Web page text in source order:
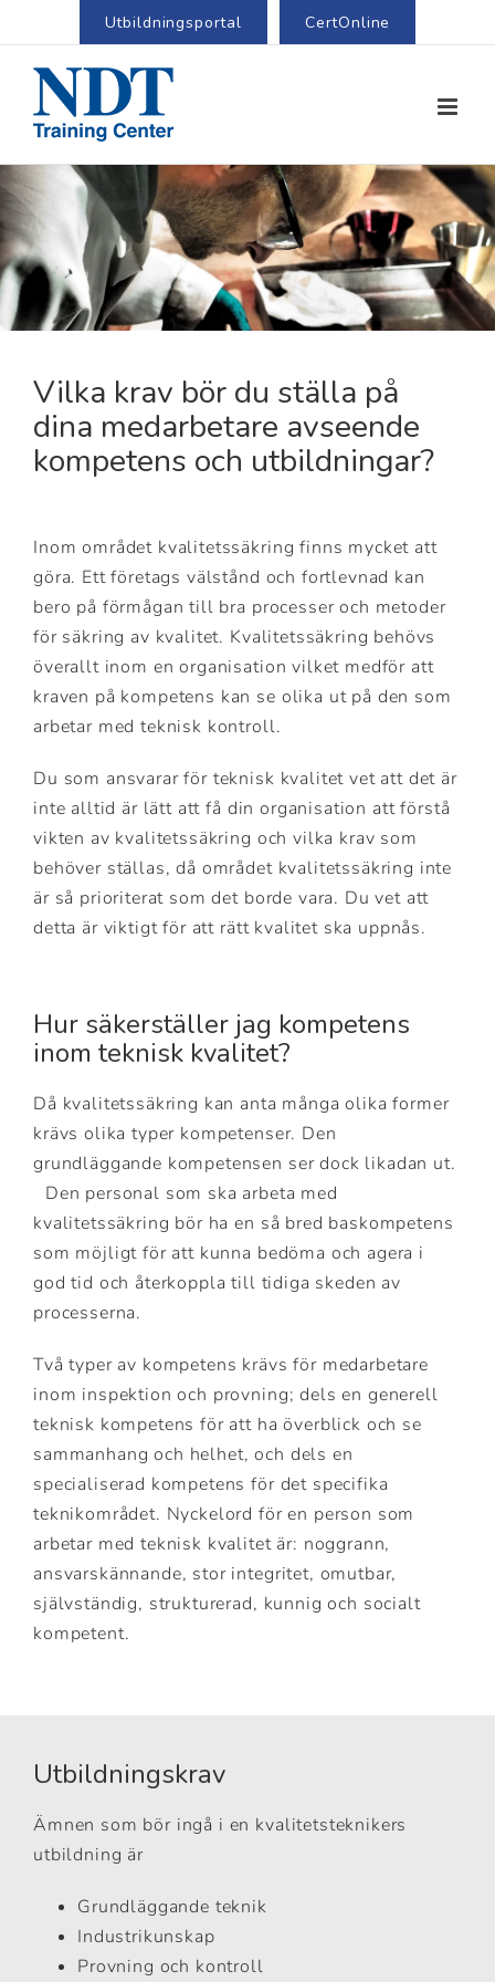
Utbildningsportal CertOnline
Vilka krav bör du ställa på
dina medarbetare avseende
kompetens och utbildningar?
Inom området kvalitetssäkring finns mycket att
göra. Ett företags välstånd och fortlevnad kan
bero på förmågan till bra processer och metoder
för säkring av kvalitet. Kvalitetssäkring behövs
överallt inom en organisation vilket medför att
kraven på kompetens kan se olika ut på den som
arbetar med teknisk kontroll.
Du som ansvarar för teknisk kvalitet vet att det är
inte alltid är lätt att få din organisation att förstå
vikten av kvalitetssäkring och vilka krav som
behöver ställas, då området kvalitetssäkring inte
är så prioriterat som det borde vara. Du vet att
detta är viktigt för att rätt kvalitet ska uppnås.
Hur säkerställer jag kompetens
inom teknisk kvalitet?
Då kvalitetssäkring kan anta många olika former
krävs olika typer kompetenser. Den
grundläggande kompetensen ser dock likadan ut.
Den personal som ska arbeta med
kvalitetssäkring bör ha en så bred baskompetens
som möjligt för att kunna bedöma och agera i
god tid och återkoppla till tidiga skeden av
processerna.
Två typer av kompetens krävs för medarbetare
inom inspektion och provning; dels en generell
teknisk kompetens för att ha överblick och se
sammanhang och helhet, och dels en
specialiserad kompetens för det specifika
teknikområdet. Nyckelord för en person som
arbetar med teknisk kvalitet är: noggrann,
ansvarskännande, stor integritet, omutbar,
självständig, strukturerad, kunnig och socialt
kompetent.
Utbildningskrav
Ämnen som bör ingå i en kvalitetsteknikers
utbildning är
Grundläggande teknik
Industrikunskap
Provning och kontroll